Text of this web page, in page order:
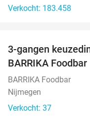
Verkocht: 183.458
3-gangen
BARRIKA Foodbar
BARRIKA Foodbar
Nijmegen
Verkocht: 37